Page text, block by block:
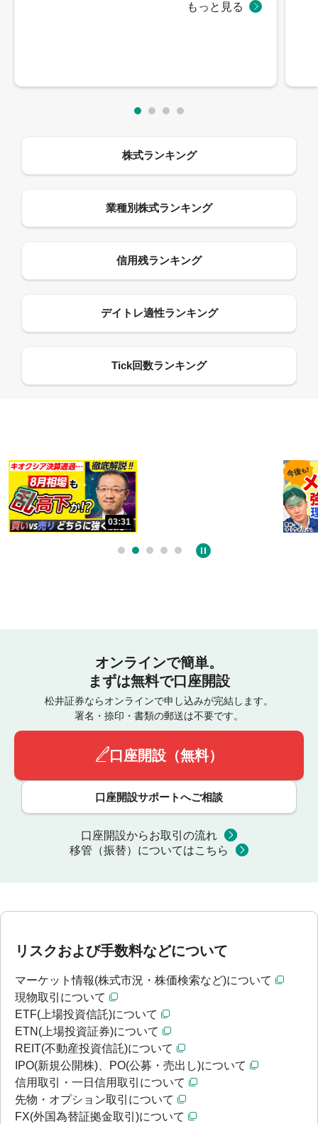
オンラインで簡単。
まずは無料で口座開設
松井証券ならオンラインで申し込みが完結します。
署名・捺印・書類の郵送は不要です。
口座開設（無料）
口座開設サポートへご相談
口座開設からお取引の流れ
移管（振替）についてはこちら
リスクおよび手数料などについて
マーケット情報(株式市況・株価検索など)について
現物取引について
ETF(上場投資信託)について
ETN(上場投資証券)について
REIT(不動産投資信託)について
IPO(新規公開株)、PO(公募・売出し)について
信用取引・一日信用取引について
先物・オプション取引について
FX(外国為替証拠金取引)について